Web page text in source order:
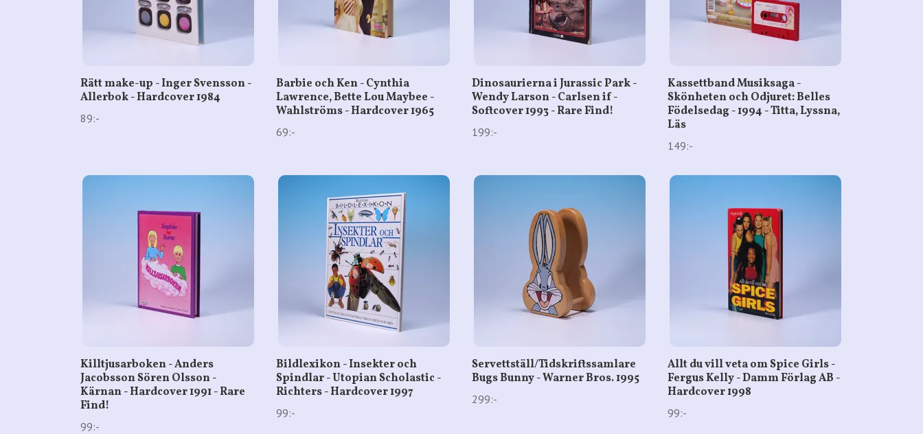
Rätt make-up - Inger Svensson -
Allerbok - Hardcover 1984
89:-
Barbie och Ken - Cynthia
Lawrence, Bette Lou Maybee -
Wahlströms - Hardcover 1965
69:-
Dinosaurierna i Jurassic Park -
Wendy Larson - Carlsen if -
Softcover 1993 - Rare Find!
199:-
Kassettband Musiksaga -
Skönheten och Odjuret: Belles
Födelsedag - 1994 - Titta, Lyssna,
Läs
149:-
Killtjusarboken - Anders
Jacobsson Sören Olsson -
Kärnan - Hardcover 1991 - Rare
Find!
99:-
Bildlexikon - Insekter och
Spindlar - Utopian Scholastic -
Richters - Hardcover 1997
99:-
Servettställ/Tidskriftssamlare
Bugs Bunny - Warner Bros. 1995
299:-
Allt du vill veta om Spice Girls -
Fergus Kelly - Damm Förlag AB -
Hardcover 1998
99:-